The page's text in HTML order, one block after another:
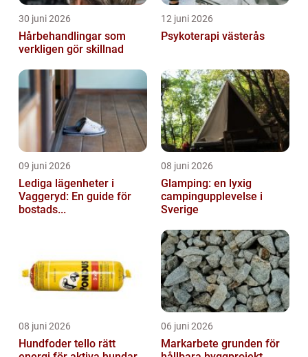
30 juni 2026
Hårbehandlingar som
verkligen gör skillnad
12 juni 2026
Psykoterapi västerås
09 juni 2026
Lediga lägenheter i
Vaggeryd: En guide för
bostads...
08 juni 2026
Glamping: en lyxig
campingupplevelse i
Sverige
08 juni 2026
Hundfoder tello rätt
06 juni 2026
Markarbete grunden för